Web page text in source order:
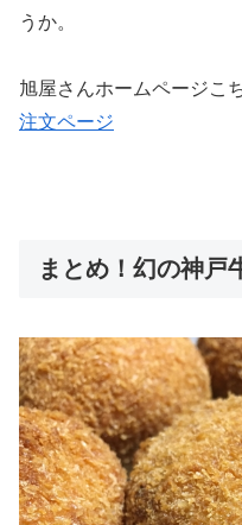
うか。
旭屋さんホームページ
注文ページ
まとめ！幻の神戸